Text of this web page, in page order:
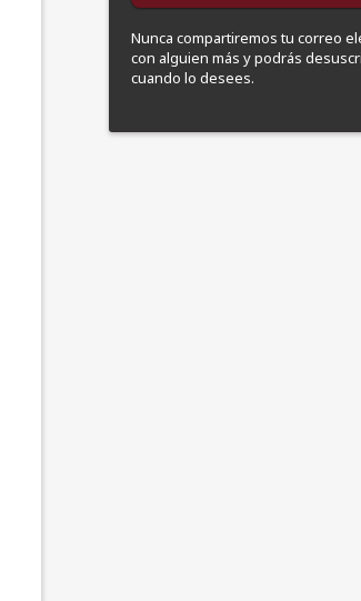
Nunca compartiremos tu correo
con alguien más y podrás
cuando lo desees.